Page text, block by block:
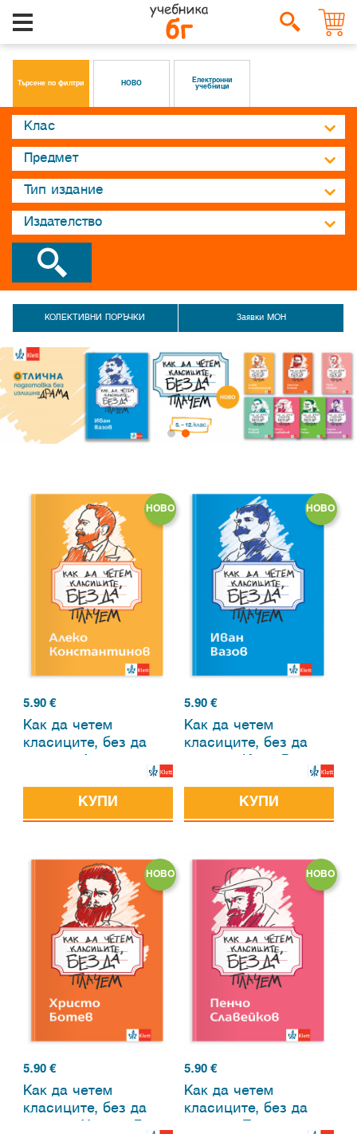
Търсене по филтри НОВО
Електронни
учебници
КОЛЕКТИВНИ ПОРЪЧКИ Заявки МОН
НОВО
5.90 €
Как да четем
класиците, без да
КУПИ
НОВО
5.90€
Как да четем
класиците, без да
КУПИ
НОВО
5.90 €
Как да четем
класиците, без да
НОВО
5.90€
Как да четем
класиците, без да